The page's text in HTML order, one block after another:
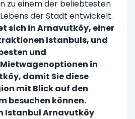
zu einem der beliebtesten
der Stadt entwickelt.
sich in Arnavutköy, einer
Istanbuls, und
und
in
damit Sie diese
mit Blick auf den
besuchen können.
Istanbul Arnavutköy